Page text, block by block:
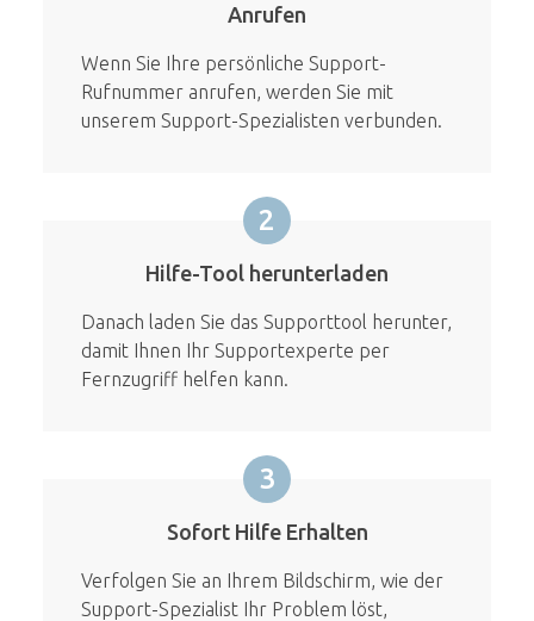
Anrufen
Wenn Sie Ihre persönliche Support-
Rufnummer anrufen, werden Sie mit
unserem Support-Spezialisten verbunden.
2
Hilfe-Tool herunterladen
Danach laden Sie das Supporttool herunter,
damit Ihnen Ihr Supportexperte per
Fernzugriff helfen kann.
3
Sofort Hilfe Erhalten
Verfolgen Sie an Ihrem Bildschirm, wie der
Support-Spezialist Ihr Problem löst,